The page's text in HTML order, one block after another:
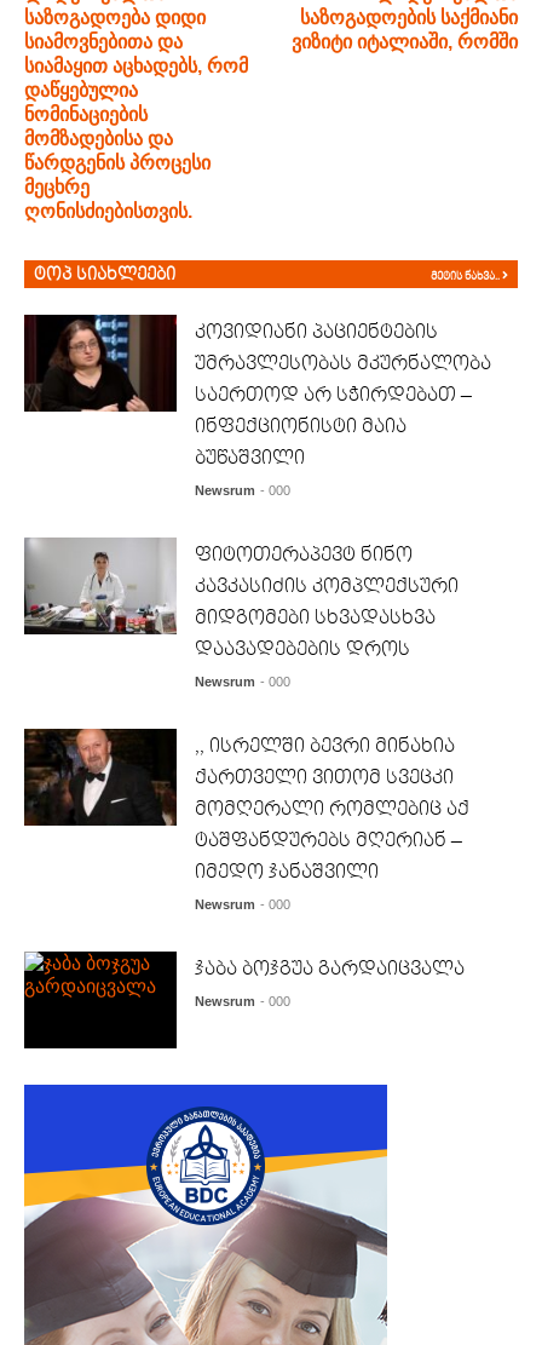
საზოგადოება დიდი
სიამოვნებითა და
სიამაყით აცხადებს, რომ
დაწყებულია
ნომინაციების
მომზადებისა და
წარდგენის პროცესი
მეცხრე
ღონისძიებისთვის.
საზოგადოების საქმიანი
ვიზიტი იტალიაში, რომში
ტოპ სიახლეები მეტის ნახვა..
კოვიდიანი პაციენტების
უმრავლესობას მკურნალობა
საერთოდ არ სჭირდებათ –
ინფექციონისტი მაია
ბუწაშვილი
Newsrum - 000
ფიტოთერაპევტ ნინო
კავკასიძის კომპლექსური
მიდგომები სხვადასხვა
დაავადებების დროს
Newsrum - 000
,, ისრელში ბევრი მინახია
ქართველი ვითომ სვეცკი
მომღერალი რომლებიც აქ
ტაშფანდურებს მღერიან –
იმედო ჯანაშვილი
Newsrum - 000
ჯაბა ბოჯგუა გარდაიცვალა
Newsrum - 000